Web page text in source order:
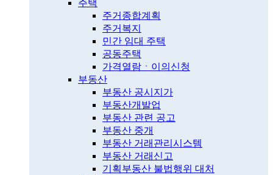
주택
주거종합계획
주거복지
민간 임대 주택
공동주택
가격열람ㆍ이의신청
부동산
부동산 공시지가
부동산개발업
부동산 관련 공고
부동산 중개
부동산 거래관리시스템
부동산 거래신고
기획부동산 불법행위 대처